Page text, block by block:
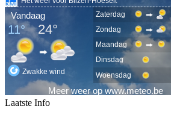
Laatste Info